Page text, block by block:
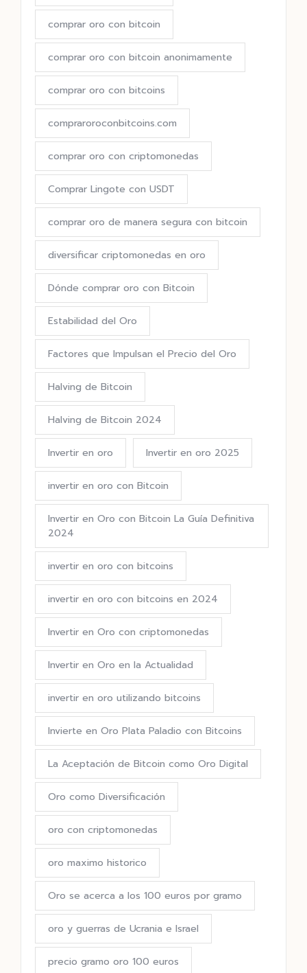
comprar oro con bitcoin
comprar oro con bitcoin anonimamente
comprar oro con bitcoins
compraroroconbitcoins.com
comprar oro con criptomonedas
Comprar Lingote con USDT
comprar oro de manera segura con bitcoin
diversificar criptomonedas en oro
Dónde comprar oro con Bitcoin
Estabilidad del Oro
Factores que Impulsan el Precio del Oro
Halving de Bitcoin
Halving de Bitcoin 2024
Invertir en oro Invertir en oro 2025
invertir en oro con Bitcoin
Invertir en Oro con Bitcoin La Guía Definitiva
2024
invertir en oro con bitcoins
invertir en oro con bitcoins en 2024
Invertir en Oro con criptomonedas
Invertir en Oro en la Actualidad
invertir en oro utilizando bitcoins
Invierte en Oro Plata Paladio con Bitcoins
La Aceptación de Bitcoin como Oro Digital
Oro como Diversificación
oro con criptomonedas
oro maximo historico
Oro se acerca a los 100 euros por gramo
oro y guerras de Ucrania e Israel
precio gramo oro 100 euros